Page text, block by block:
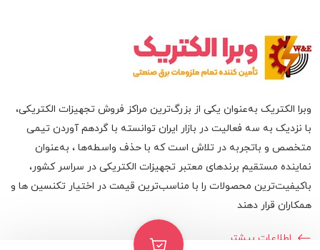
وبرا الکتریک به‌عنوان یکی از بزرگ‌ترین مراکز فروش تجهیزات الکتریکی،
با نزدیک به سه فعالیت در بازار ایران توانسته با گردهم‌ آوردن تیمی
متخصص و باتجربه در تلاش است که با حذف واسطه‌ها ، به‌عنوان
نماینده مستقیم برندهای معتبر تجهیزات الکتریکی در سراسر کشور،
باکیفیت‌ترین محصولات را با مناسب‌ترین قیمت در اختیار تکنسین ها و
همکاران قرار دهند
اطلاعات بیشتر